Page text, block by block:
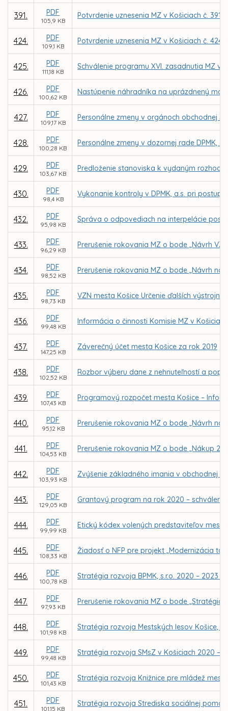
391. PDF
105,9 KB
Potvrdenie uznesenia MZ v Košiciach č.
424. PDF
109,1 KB
Potvrdenie uznesenia MZ v Košiciach č.
425. PDF
111,18 KB
Schválenie programu XVI. zasadnutia MZ v
426. PDF
100,62 KB
Nastúpenie náhradníka na uprázdnený
427. PDF
109,17 KB
Personálne zmeny v orgánoch obchodnej
428. PDF
100,28 KB
Personálne zmeny v dozornej rade DPMK,
429. PDF
103,67 KB
Predloženie stanoviska k vydaným
430. PDF
98,4 KB
Vykonanie kontroly v DPMK, a.s. pri
432. PDF
95,98 KB
Správa o odpovediach na interpelácie
433. PDF
96,29 KB
Prerušenie rokovania MZ o bode „Návrh
434. PDF
98,52 KB
Prerušenie rokovania MZ o bode „Návrh
435. PDF
98,73 KB
VZN mesta Košice Určenie ďalších
436. PDF
99,48 KB
Informácia o činnosti Komisie MZ v
437. PDF
147,25 KB
Záverečný účet mesta Košice za rok 2019
438. PDF
102,52 KB
Rozbor výberu dane z nehnuteľností a
439. PDF
107,43 KB
Programový rozpočet mesta Košice –
440. PDF
95,12 KB
Prerušenie rokovania MZ o bode „Návrh
441. PDF
104,53 KB
Prerušenie rokovania MZ o bode „Nákup
442. PDF
103,93 KB
Zvýšenie základného imania v obchodnej
443. PDF
129,05 KB
Grantový program na rok 2020 –
444. PDF
99,99 KB
Etický kódex volených predstaviteľov
445. PDF
108,33 KB
Žiadosť o NFP pre projekt „Modernizácia
446. PDF
100,78 KB
Stratégia rozvoja BPMK, s.r.o. 2020 – 2023 –
447. PDF
97,93 KB
Prerušenie rokovania MZ o bode „Stratégia
448. PDF
101,98 KB
Stratégia rozvoja Mestských lesov Košice,
449. PDF
99,48 KB
Stratégia rozvoja SMsZ v Košiciach 2020 –
450. PDF
101,43 KB
Stratégia rozvoja Knižnice pre mládež mesta
451. PDF
101,15 KB
Stratégia rozvoja Strediska sociálnej pomoci